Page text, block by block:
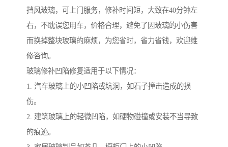
挡风玻璃，可上门服务，修补时间短，大致在40分钟左
右，不耽误您用车，价格合理，避免了因玻璃的小伤害
而换掉整块玻璃的麻烦，为您省时，省力省钱，欢迎维
修咨询。
玻璃修补凹陷修复适用于以下情况：
1. 汽车玻璃上的小凹陷或坑洞，如石子撞击造成的损
伤。
2. 建筑玻璃上的轻微凹陷，如硬物碰撞或安装不当导致
的痕迹。